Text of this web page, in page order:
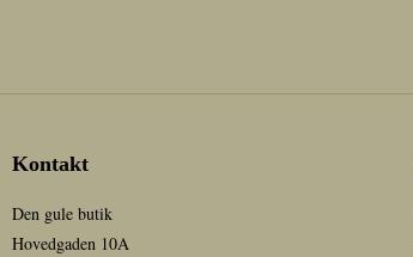
Kontakt
Den gule butik
Hovedgaden 10A